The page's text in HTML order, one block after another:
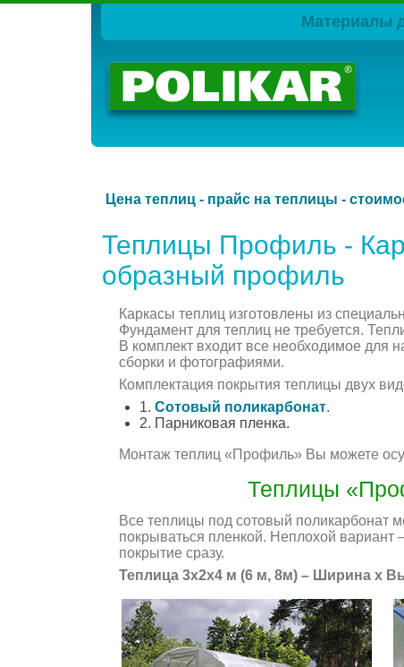
Материалы
Цена теплиц - прайс на теплицы -
Теплицы Профиль -
образный профиль
Каркасы теплиц изготовлены из
Фундамент для теплиц не требуется.
В комплект входит все необходимое для
сборки и фотографиями.
Комплектация покрытия теплицы двух
1. Сотовый поликарбонат.
2. Парниковая пленка.
Монтаж теплиц «Профиль» Вы можете
Теплицы
Все теплицы под сотовый поликарбонат
покрываться пленкой. Неплохой вариант
покрытие сразу.
Теплица 3х2х4 м (6 м, 8м) – Ширина х